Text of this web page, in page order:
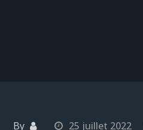
By 25 juillet 2022